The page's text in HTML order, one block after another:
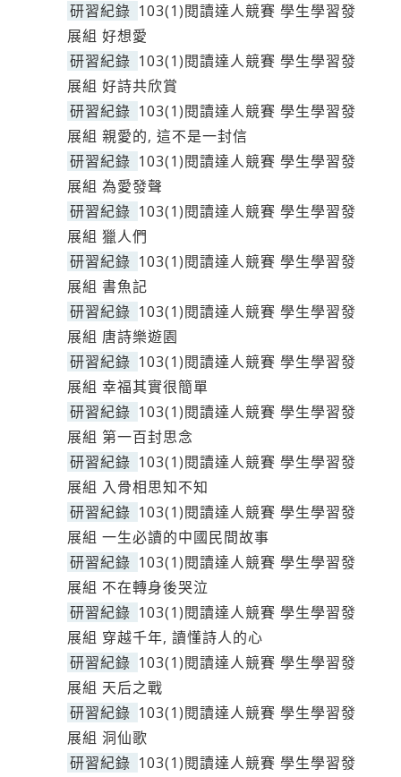
研習紀錄 103(1)閱讀達人競賽 學生學習發
展組 好想愛
研習紀錄 103(1)閱讀達人競賽 學生學習發
展組 好詩共欣賞
研習紀錄 103(1)閱讀達人競賽 學生學習發
展組 親愛的, 這不是一封信
研習紀錄 103(1)閱讀達人競賽 學生學習發
展組 為愛發聲
研習紀錄 103(1)閱讀達人競賽 學生學習發
展組 獵人們
研習紀錄 103(1)閱讀達人競賽 學生學習發
展組 書魚記
研習紀錄 103(1)閱讀達人競賽 學生學習發
展組 唐詩樂遊園
研習紀錄 103(1)閱讀達人競賽 學生學習發
展組 幸福其實很簡單
研習紀錄 103(1)閱讀達人競賽 學生學習發
展組 第一百封思念
研習紀錄 103(1)閱讀達人競賽 學生學習發
展組 入骨相思知不知
研習紀錄 103(1)閱讀達人競賽 學生學習發
展組 一生必讀的中國民間故事
研習紀錄 103(1)閱讀達人競賽 學生學習發
展組 不在轉身後哭泣
研習紀錄 103(1)閱讀達人競賽 學生學習發
展組 穿越千年, 讀懂詩人的心
研習紀錄 103(1)閱讀達人競賽 學生學習發
展組 天后之戰
研習紀錄 103(1)閱讀達人競賽 學生學習發
展組 洞仙歌
研習紀錄 103(1)閱讀達人競賽 學生學習發